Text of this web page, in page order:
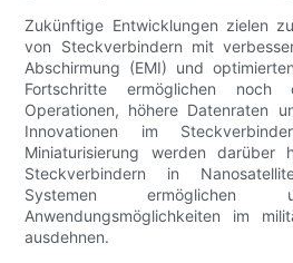
Zukünftige Entwicklungen zielen
von Steckverbindern mit
Abschirmung (EMI) und
Fortschritte ermöglichen noch
Operationen, höhere Datenraten
Innovationen im
Miniaturisierung werden darüber
Steckverbindern in
Systemen
Anwendungsmöglichkeiten im
ausdehnen.